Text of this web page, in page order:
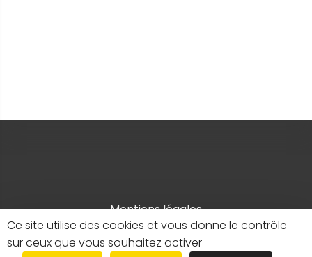
Ce site utilise des cookies et vous donne le contrôle
sur ceux que vous souhaitez activer
Mentions légales
Plan du site
Données personnelles